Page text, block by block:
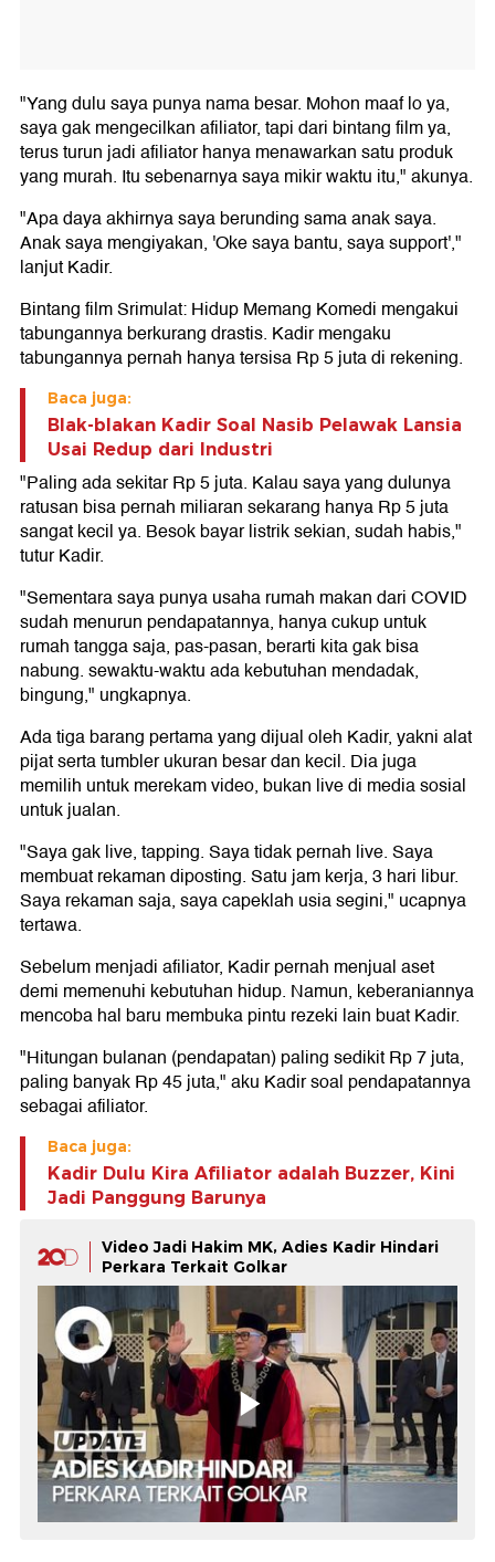
"Yang dulu saya punya nama besar. Mohon maaf lo ya,
saya gak mengecilkan afiliator, tapi dari bintang film ya,
terus turun jadi afiliator hanya menawarkan satu produk
yang murah. Itu sebenarnya saya mikir waktu itu," akunya.
"Apa daya akhirnya saya berunding sama anak saya.
Anak saya mengiyakan, 'Oke saya bantu, saya support',"
lanjut Kadir.
Bintang film Srimulat: Hidup Memang Komedi mengakui
tabungannya berkurang drastis. Kadir mengaku
tabungannya pernah hanya tersisa Rp 5 juta di rekening.
Baca juga:
Blak-blakan Kadir Soal Nasib Pelawak Lansia
Usai Redup dari Industri
"Paling ada sekitar Rp 5 juta. Kalau saya yang dulunya
ratusan bisa pernah miliaran sekarang hanya Rp 5 juta
sangat kecil ya. Besok bayar listrik sekian, sudah habis,"
tutur Kadir.
"Sementara saya punya usaha rumah makan dari COVID
sudah menurun pendapatannya, hanya cukup untuk
rumah tangga saja, pas-pasan, berarti kita gak bisa
nabung. sewaktu-waktu ada kebutuhan mendadak,
bingung," ungkapnya.
Ada tiga barang pertama yang dijual oleh Kadir, yakni alat
pijat serta tumbler ukuran besar dan kecil. Dia juga
memilih untuk merekam video, bukan live di media sosial
untuk jualan.
"Saya gak live, tapping. Saya tidak pernah live. Saya
membuat rekaman diposting. Satu jam kerja, 3 hari libur.
Saya rekaman saja, saya capeklah usia segini," ucapnya
tertawa.
Sebelum menjadi afiliator, Kadir pernah menjual aset
demi memenuhi kebutuhan hidup. Namun, keberaniannya
mencoba hal baru membuka pintu rezeki lain buat Kadir.
"Hitungan bulanan (pendapatan) paling sedikit Rp 7 juta,
paling banyak Rp 45 juta," aku Kadir soal pendapatannya
sebagai afiliator.
Baca juga:
Kadir Dulu Kira Afiliator adalah Buzzer, Kini
Jadi Panggung Barunya
Video Jadi Hakim MK, Adies Kadir Hindari
Perkara Terkait Golkar